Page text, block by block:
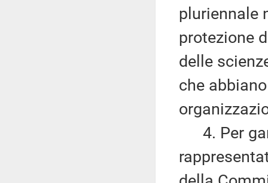
pluriennale
protezione
delle
che
4. Per